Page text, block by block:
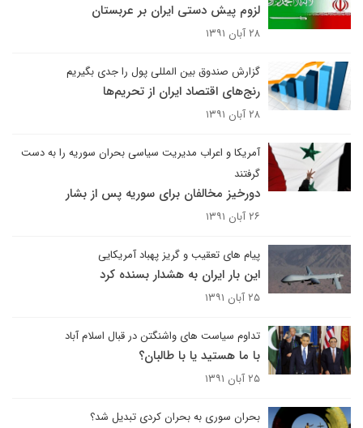
لزوم پیش دستی ایران بر عربستان
۲۸ آبان ۱۳۹۱
گزارش صندوق بین المللی پول را جدی بگیریم
رنج‌های اقتصاد ایران از تحریم‌ها
۲۸ آبان ۱۳۹۱
آمریکا و اعراب مدیریت سیاسی بحران سوریه را به دست
گرفتند
دورخیز مخالفان برای سوریه پس از بشار
۲۶ آبان ۱۳۹۱
پیام های تعقیب و گریز پهباد آمریکایی
این بار ایران به هشدار بسنده کرد
۲۵ آبان ۱۳۹۱
تداوم سیاست های واشنگتن در قبال اسلام آباد
با ما هستید یا با طالبان؟
۲۵ آبان ۱۳۹۱
بحران سوری به بحران کردی تبدیل شد؟‌